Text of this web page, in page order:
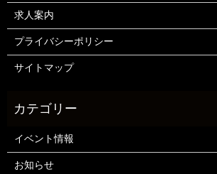
求人案内
プライバシーポリシー
サイトマップ
イベント情報
お知らせ